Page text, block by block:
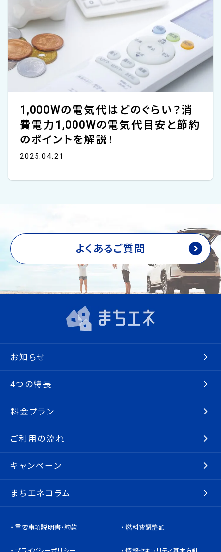
1,000Wの電気代はどのぐらい？消
費電力1,000Wの電気代目安と節約
のポイントを解説！
2025.04.21
よくあるご質問
お知らせ
4つの特長
料金プラン
ご利用の流れ
キャンペーン
まちエネコラム
重要事項説明書・約款 燃料費調整額